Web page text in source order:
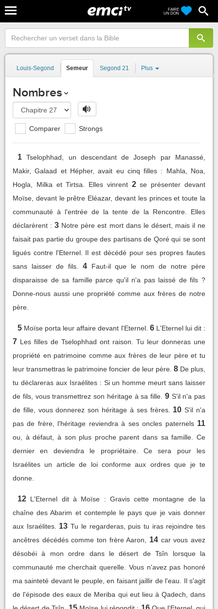
FAIRE
UN DON
Louis-Segond Semeur Segond 21 Plus
Nombres
Comparer Strongs
1 Tselophhad, un descendant de Joseph par Manassé,
Makir, Galaad et Hépher, avait eu cinq filles : Mahla, Noa,
Hogla, Milka et Tirtsa. Elles vinrent 2 se présenter devant
Moïse, devant le prêtre Eléazar, devant les princes et toute la
communauté à l'entrée de la tente de la Rencontre. Elles
déclarèrent : 3 Notre père est mort dans le désert, mais il ne
faisait pas partie du groupe des partisans de Qoré qui se sont
ligués contre l'Eternel. Il est décédé pour ses propres fautes
sans laisser de fils.
4
Faut-il que le nom de notre père
disparaisse de sa famille parce qu'il n'a pas laissé de fils ?
Donne-nous aussi une propriété comme aux frères de notre
père.
5 Moïse porta leur affaire devant l'Eternel. 6 L'Eternel lui dit :
7 Les filles de Tselophhad ont raison. Tu leur donneras une
propriété en patrimoine comme aux frères de leur père et tu
leur transmettras le patrimoine foncier de leur père. 8 De plus,
tu déclareras aux Israélites : Si un homme meurt sans laisser
de fils, vous transmettrez son héritage à sa fille. 9 S'il n'a pas
de fille, vous donnerez son héritage à ses frères.
10 S'il n'a
pas de frère, l'héritage reviendra à ses oncles paternels 11
ou, à défaut, à son plus proche parent dans sa famille. Ce
dernier en deviendra le propriétaire. Ce sera pour les
Israélites un article de loi conforme aux ordres que je te
donne.
12 L'Eternel dit à Moïse : Gravis cette montagne de la
chaîne des Abarim et contemple le pays que je vais donner
aux Israélites.
13 Tu le regarderas, puis tu iras rejoindre tes
ancêtres décédés comme ton frère Aaron,
14 car vous avez
désobéi à mon ordre dans le désert de Tsîn lorsque la
communauté me cherchait querelle. Vous n'avez pas honoré
ma sainteté devant le peuple, en faisant jaillir de l'eau. Il s'agit
de l'épisode des eaux de Meriba qui eut lieu à Qadech, dans